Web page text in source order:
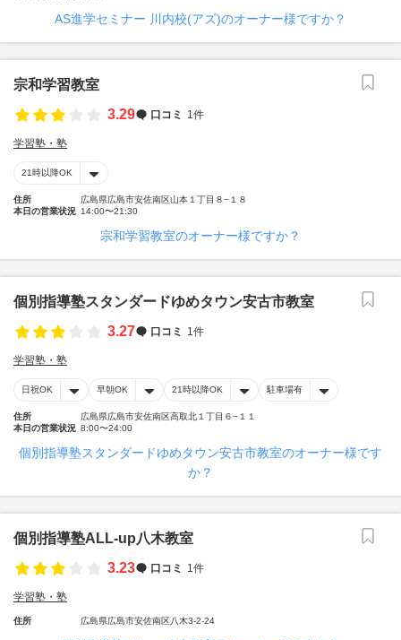
AS進学セミナー 川内校(アズ)のオーナー様ですか？
宗和学習教室
3.29
口コミ 1件
学習塾・塾
21時以降OK
住所
広島県広島市安佐南区山本１丁目８−１８
本日の営業状況 14:00〜21:30
宗和学習教室のオーナー様ですか？
個別指導塾スタンダードゆめタウン安古市教室
3.27
口コミ 1件
学習塾・塾
日祝OK 早朝OK 21時以降OK 駐車場有
住所
広島県広島市安佐南区高取北１丁目６−１１
本日の営業状況 8:00〜24:00
個別指導塾スタンダードゆめタウン安古市教室のオーナー様です
か？
個別指導塾ALL-up八木教室
3.23
口コミ 1件
学習塾・塾
住所 広島県広島市安佐南区八木3-2-24